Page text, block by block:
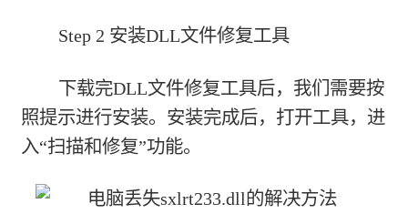
Step 2 安装DLL文件修复工具
下载完DLL文件修复工具后，我们需要按
照提示进行安装。安装完成后，打开工具，进
入“扫描和修复”功能。